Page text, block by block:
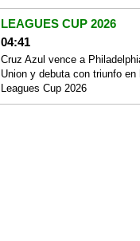
LEAGUES CUP 2026
04:41
Cruz Azul vence a
Union y debuta con triunfo en
Leagues Cup 2026